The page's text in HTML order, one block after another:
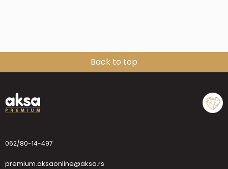
Back to top
062/80-14-497
premium.aksaonline@aksa.rs